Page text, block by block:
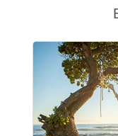
E-Mail-Adresse
Hiermit